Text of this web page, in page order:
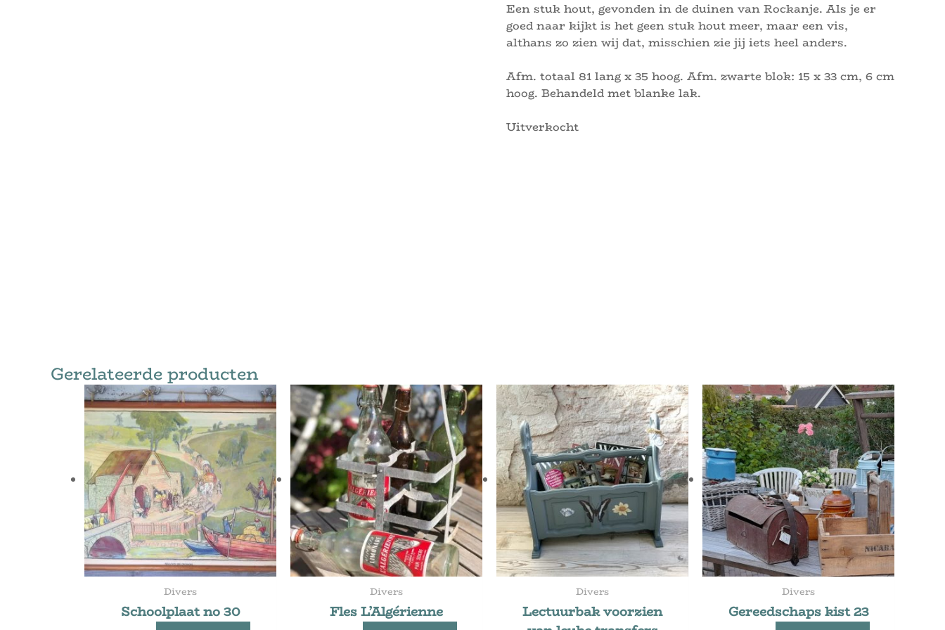
Een stuk hout, gevonden in de duinen van Rockanje. Als je er
goed naar kijkt is het geen stuk hout meer, maar een vis,
althans zo zien wij dat, misschien zie jij iets heel anders.
Afm. totaal 81 lang x 35 hoog. Afm. zwarte blok: 15 x 33 cm, 6 cm
hoog. Behandeld met blanke lak.
Uitverkocht
Gerelateerde producten
Divers
Schoolplaat no 30
Divers
Fles L’Algérienne
Divers
Lectuurbak voorzien
Divers
Gereedschaps kist 23